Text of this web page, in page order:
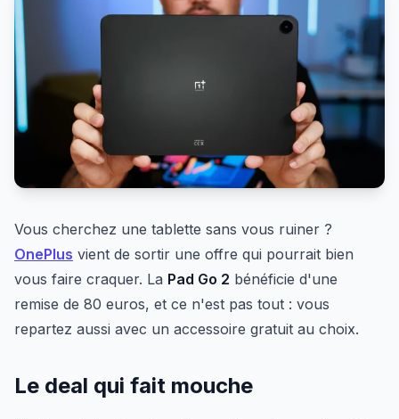
Vous cherchez une tablette sans vous ruiner ?
OnePlus vient de sortir une offre qui pourrait bien
vous faire craquer. La Pad Go 2 bénéficie d'une
remise de 80 euros, et ce n'est pas tout : vous
repartez aussi avec un accessoire gratuit au choix.
Le deal qui fait mouche